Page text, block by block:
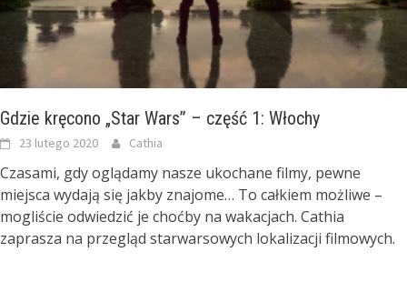
Gdzie kręcono „Star Wars” – część 1: Włochy
23 lutego 2020 Cathia
Czasami, gdy oglądamy nasze ukochane filmy, pewne
miejsca wydają się jakby znajome… To całkiem możliwe –
mogliście odwiedzić je choćby na wakacjach. Cathia
zaprasza na przegląd starwarsowych lokalizacji filmowych.